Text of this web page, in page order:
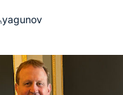
yagunov